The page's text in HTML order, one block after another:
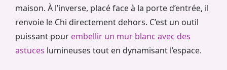
maison. À l’inverse, placé face à la porte d’entrée, il
renvoie le Chi directement dehors. C’est un outil
puissant pour embellir un mur blanc avec des
astuces lumineuses tout en dynamisant l’espace.